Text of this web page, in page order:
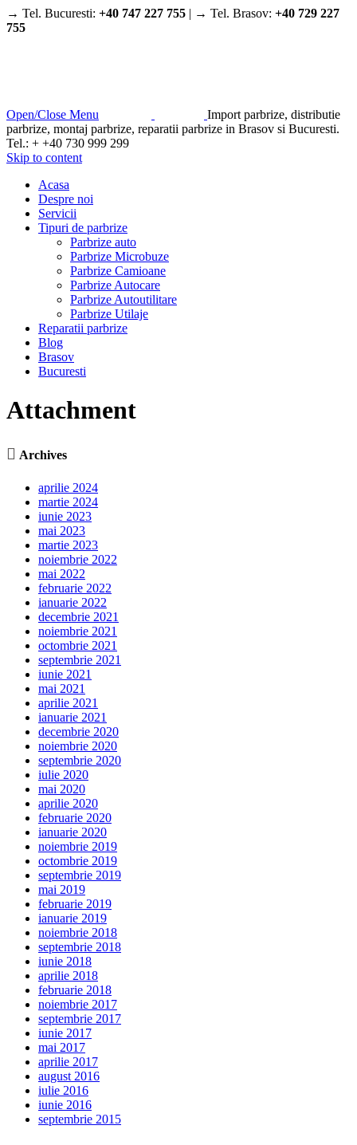
→ Tel. Bucuresti: +40 747 227 755 | → Tel. Brasov: +40 729 227
755
Open/Close Menu
Import parbrize, distributie
parbrize, montaj parbrize, reparatii parbrize in Brasov si Bucuresti.
Tel.: + +40 730 999 299
Skip to content
Acasa
Despre noi
Servicii
Tipuri de parbrize
Parbrize auto
Parbrize Microbuze
Parbrize Camioane
Parbrize Autocare
Parbrize Autoutilitare
Parbrize Utilaje
Reparatii parbrize
Blog
Brasov
Bucuresti
Attachment
 Archives
aprilie 2024
martie 2024
iunie 2023
mai 2023
martie 2023
noiembrie 2022
mai 2022
februarie 2022
ianuarie 2022
decembrie 2021
noiembrie 2021
octombrie 2021
septembrie 2021
iunie 2021
mai 2021
aprilie 2021
ianuarie 2021
decembrie 2020
noiembrie 2020
septembrie 2020
iulie 2020
mai 2020
aprilie 2020
februarie 2020
ianuarie 2020
noiembrie 2019
octombrie 2019
septembrie 2019
mai 2019
februarie 2019
ianuarie 2019
noiembrie 2018
septembrie 2018
iunie 2018
aprilie 2018
februarie 2018
noiembrie 2017
septembrie 2017
iunie 2017
mai 2017
aprilie 2017
august 2016
iulie 2016
iunie 2016
septembrie 2015